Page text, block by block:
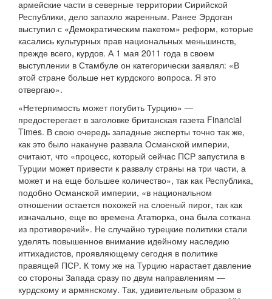
армейские части в северные территории Сирийской
Республики, дело запахло жаренным. Ранее Эрдоган
выступил с «Демократическим пакетом» реформ, которые
касались культурных прав национальных меньшинств,
прежде всего, курдов. А 1 мая 2011 года в своем
выступлении в Стамбуле он категорически заявлял: «В
этой стране больше нет курдского вопроса. Я это
отвергаю».
«Нетерпимость может погубить Турцию» —
предостерегает в заголовке британская газета Financial
Times. В свою очередь западные эксперты точно так же,
как это было накануне развала Османской империи,
считают, что «процесс, который сейчас ПСР запустила в
Турции может привести к развалу страны на три части, а
может и на еще большее количество», так как Республика,
подобно Османской империи, «в национальном
отношении остается похожей на слоеный пирог, так как
изначально, еще во времена Ататюрка, она была соткана
из противоречий». Не случайно турецкие политики стали
уделять повышенное внимание идейному наследию
иттихадистов, проявляющему сегодня в политике
правящей ПСР. К тому же на Турцию нарастает давление
со стороны Запада сразу по двум направлениям —
курдскому и армянскому. Так, удивительным образом в